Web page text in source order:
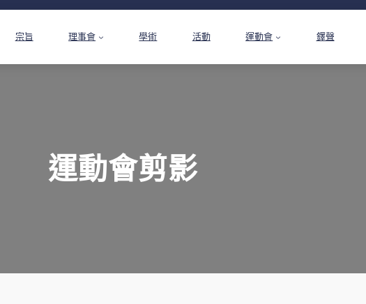
宗旨 理事會 學術 活動 運動會 鐸聲
運動會剪影